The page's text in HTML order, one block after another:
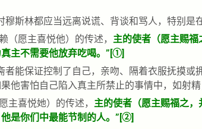
穆斯林都应当远离说谎、背谈和骂人，特别是在
（愿主喜悦他）的传述， 主的使者（愿主赐
主不需要他放弃吃喝。” [①]
者能保证控制了自己，亲吻、隔着衣服抚摸
他害怕自己陷入真主所禁止的事情中，如射
主喜悦她）的传述， 主的使者（愿主赐福之
是你们中最能节制的人。” [②]